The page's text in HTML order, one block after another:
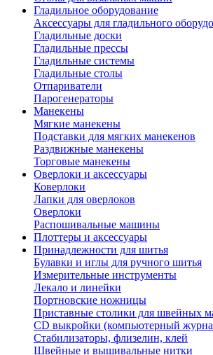
Гладильное оборудование
Аксессуары для гладильного
Гладильные доски
Гладильные прессы
Гладильные системы
Гладильные столы
Отпариватели
Парогенераторы
Манекены
Мягкие манекены
Подставки для мягких манекенов
Раздвижные манекены
Торговые манекены
Оверлоки и аксессуары
Коверлоки
Лапки для оверлоков
Оверлоки
Распошивальные машины
Плоттеры и аксессуары
Принадлежности для шитья
Булавки и иглы для ручного шитья
Измерительные инструменты
Лекало и линейки
Портновские ножницы
Приставные столики для швейных
СD выкройки (компьютерный
Стабилизаторы, флизелин, клей
Швейные и вышивальные нитки